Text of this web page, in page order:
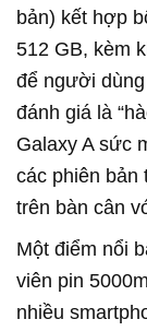
bản) kết hợp
512 GB, kèm
để người
đánh giá là
Galaxy A sức
các phiên bản
trên bàn cân
Một điểm nổi
viên pin
nhiều